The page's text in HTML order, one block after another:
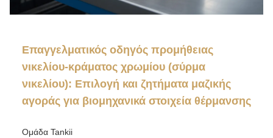
Επαγγελματικός οδηγός προμήθειας
νικελίου-κράματος χρωμίου (σύρμα
νικελίου): Επιλογή και ζητήματα μαζικής
αγοράς για βιομηχανικά στοιχεία θέρμανσης
Ομάδα Tankii